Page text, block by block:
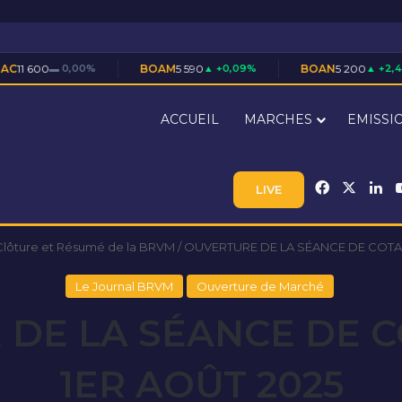
BOAM5 590 ▲ +0,09% BOAN5 200 ▲ +2,46%
ACCUEIL MARCHES
LIVE Facebook
et Résumé de la BRVM / OUVERTURE DE LA SÉANCE DE
Le Journal BRVM Ouverture de Marché